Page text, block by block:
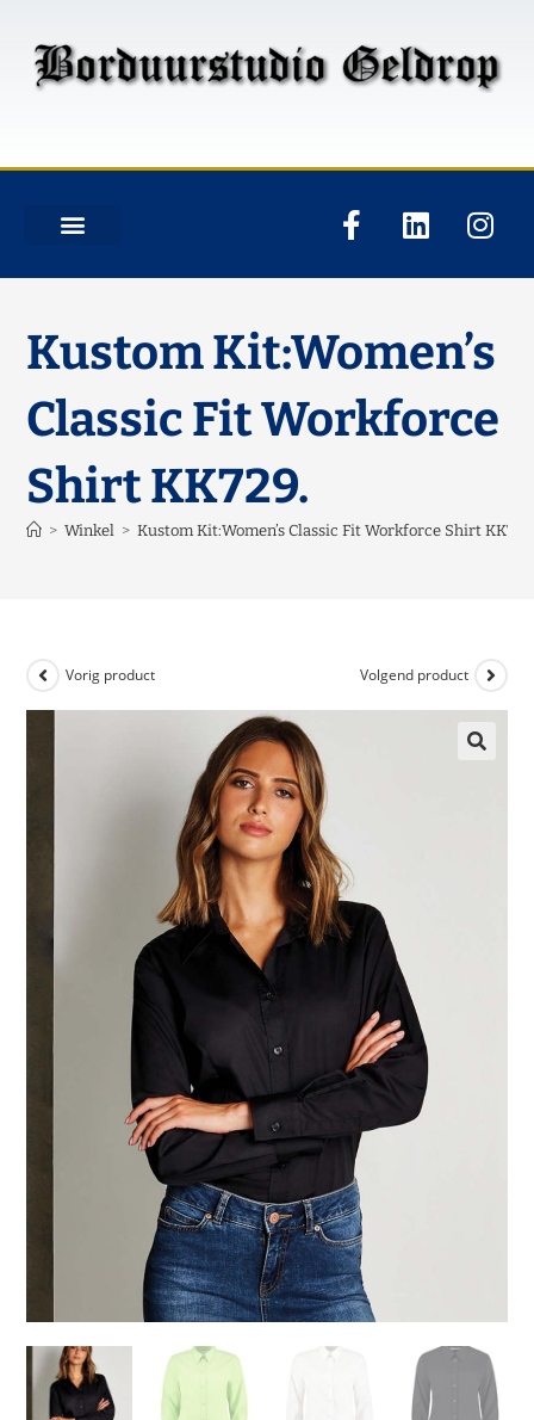
Kustom Kit:Women’s
Classic Fit Workforce
Shirt KK729.
> Winkel > Kustom Kit:Women’s Classic Fit Workforce Shirt
Vorig product Volgend product